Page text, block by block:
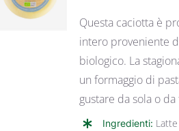
Questa caciotta è
intero proveniente
biologico. La
un formaggio di
gustare da sola o
Ingredienti: